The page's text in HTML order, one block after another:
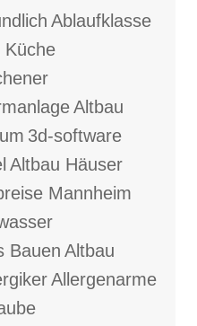
Ablaufklasse
Küche
Altbau
3d-software
Altbau Häuser
Mannheim
Bauen Altbau
Allergenarme